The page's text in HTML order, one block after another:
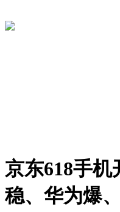
京东618手
稳、华为爆